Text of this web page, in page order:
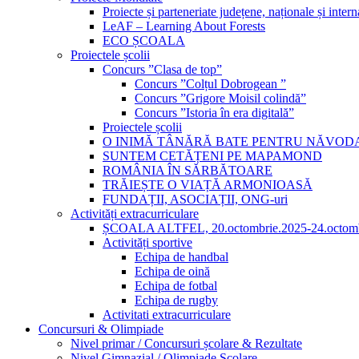
Proiecte și parteneriate județene, naționale și
LeAF – Learning About Forests
ECO ȘCOALA
Proiectele școlii
Concurs ”Clasa de top”
Concurs ”Colțul Dobrogean ”
Concurs ”Grigore Moisil colindă”
Concurs ”Istoria în era digitală”
Proiectele școlii
O INIMĂ TÂNĂRĂ BATE PENTRU
SUNTEM CETĂȚENI PE MAPAMOND
ROMÂNIA ÎN SĂRBĂTOARE
TRĂIEȘTE O VIAȚĂ ARMONIOASĂ
FUNDAȚII, ASOCIAȚII, ONG-uri
Activități extracurriculare
ȘCOALA ALTFEL, 20.octombrie.2025-
Activități sportive
Echipa de handbal
Echipa de oină
Echipa de fotbal
Echipa de rugby
Activitati extracurriculare
Concursuri & Olimpiade
Nivel primar / Concursuri școlare & Rezultate